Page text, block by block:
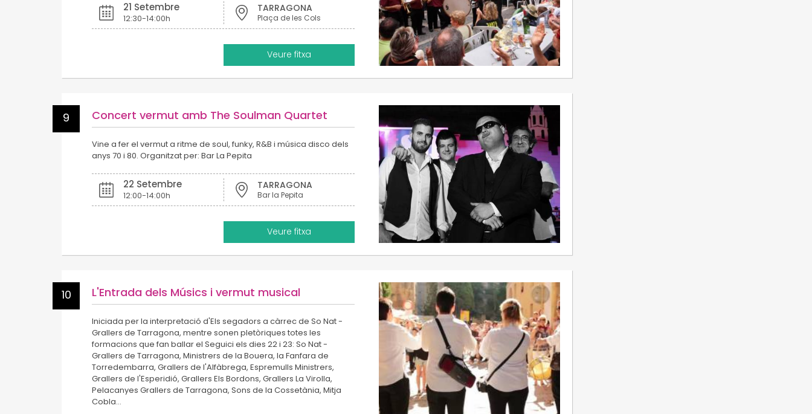
21 Setembre
12:30-14:00h
TARRAGONA
Plaça de les Cols
Veure fitxa
9 Concert vermut amb The Soulman Quartet
Vine a fer el vermut a ritme de soul, funky, R&B i música disco dels
anys 70 i 80. Organitzat per: Bar La Pepita
22 Setembre
12:00-14:00h
TARRAGONA
Bar la Pepita
Veure fitxa
10 L'Entrada dels Músics i vermut musical
Iniciada per la interpretació d'Els segadors a càrrec de So Nat -
Grallers de Tarragona, mentre sonen pletòriques totes les
formacions que fan ballar el Seguici els dies 22 i 23: So Nat -
Grallers de Tarragona, Ministrers de la Bouera, la Fanfara de
Torredembarra, Grallers de l'Alfàbrega, Espremulls Ministrers,
Grallers de l'Esperidió, Grallers Els Bordons, Grallers La Virolla,
Pelacanyes Grallers de Tarragona, Sons de la Cossetània, Mitja
Cobla…